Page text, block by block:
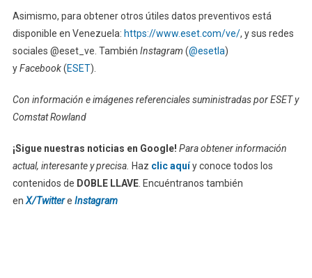
Asimismo, para obtener otros útiles datos preventivos está
disponible en Venezuela: https://www.eset.com/ve/, y sus redes
sociales @eset_ve. También Instagram (@esetla)
yFacebook(ESET).
Con información e imágenes referenciales suministradas por ESET y
Comstat Rowland
¡Sigue nuestras noticias en Google! Para obtener información
actual, interesante y precisa. Haz clic aquíy conoce todos los
contenidos de DOBLE LLAVE. Encuéntranos también
enX/Twittere Instagram